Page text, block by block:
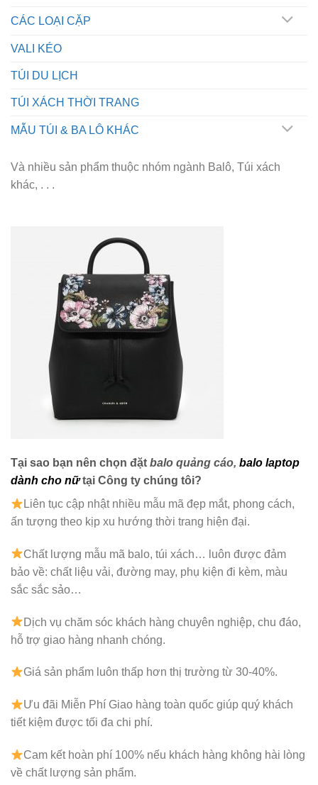
CÁC LOẠI CẶP
VALI KÉO
TÚI DU LỊCH
TÚI XÁCH THỜI TRANG
MẪU TÚI & BA LÔ KHÁC
Và nhiều sản phẩm thuộc nhóm ngành Balô, Túi xách
khác, . . .
Tại sao bạn nên chọn đặt balo quảng cáo, balo laptop
dành cho nữ tại Công ty chúng tôi?
Liên tục cập nhật nhiều mẫu mã đẹp mắt, phong cách,
ấn tượng theo kịp xu hướng thời trang hiện đại.
Chất lượng mẫu mã balo, túi xách…
luôn được đảm
bảo về: chất liệu vải, đường may, phụ kiện đi kèm, màu
sắc sắc sảo…
Dịch vụ chăm sóc khách hàng chuyên nghiệp, chu đáo,
hỗ trợ giao hàng nhanh chóng.
Giá sản phẩm luôn thấp hơn thị trường từ 30-40%.
Ưu đãi Miễn Phí Giao hàng toàn quốc giúp quý khách
tiết kiệm được tối đa chi phí.
Cam kết hoàn phí 100% nếu khách hàng không hài lòng
về chất lượng sản phẩm.